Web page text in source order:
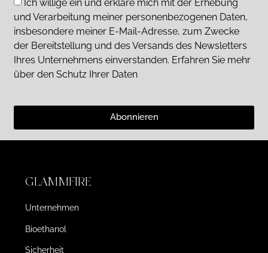
Ich willige ein und erkläre mich mit der Erhebung
und Verarbeitung meiner personenbezogenen Daten,
insbesondere meiner E-Mail-Adresse, zum Zwecke
der Bereitstellung und des Versands des Newsletters
Ihres Unternehmens einverstanden. Erfahren Sie mehr
über den Schutz Ihrer Daten
Abonnieren
GLAMMFIRE
Unternehmen
Bioethanol
Sicherheit